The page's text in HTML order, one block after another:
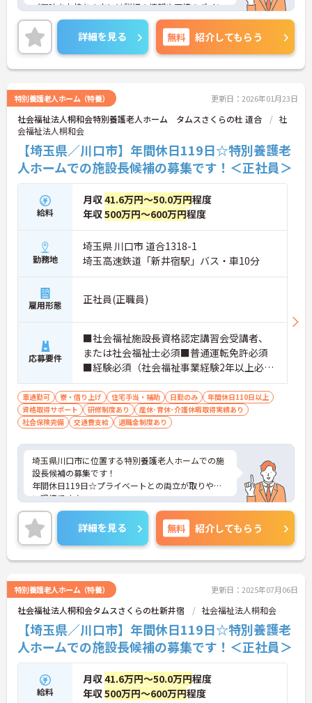
ご興味をお持ちの方には詳細の情報や面接のポイン
トをお伝えしますのでお気軽にお問い合わせくださ
いませ。
詳細を見る 無料 紹介してもらう
特別養護老人ホーム（特養） 更新日：2026年01月23日
社会福祉法人桐和会特別養護老人ホーム タムスさくらの杜 道合
社
会福祉法人桐和会
【埼玉県／川口市】年間休日119日☆特別養護老
人ホームでの施設長候補の募集です！＜正社員＞
給料
月収41.6万円～50.0万円程度
年収500万円～600万円程度
勤務地
埼玉県 川口市 道合1318-1
埼玉高速鉄道「新井宿駅」バス・車10分
雇用形態 正社員(正職員)
応募要件
■社会福祉施設長資格認定講習会受講者、
または社会福祉士必須■普通運転免許必須
■経験必須（社会福祉事業経験2年以上必
須）
車通勤可 寮・借り上げ 住宅手当・補助 日勤のみ
年間休日110日以上
資格取得サポート
研修制度あり
産休･育休･介護休暇取得実績あり
社会保険完備
交通費支給 退職金制度あり
埼玉県川口市に位置する特別養護老人ホームでの施
設長候補の募集です！
年間休日119日☆プライベートとの両立が取りやす
い環境です♪
ご興味ある方には、面接対策ポイントなど、さらに
詳細をお話しいたしますのでお気軽にご相談くださ
い。
詳細を見る 無料 紹介してもらう
特別養護老人ホーム（特養） 更新日：2025年07月06日
社会福祉法人桐和会タムスさくらの杜新井宿 社会福祉法人桐和会
【埼玉県／川口市】年間休日119日☆特別養護老
人ホームでの施設長候補の募集です！＜正社員＞
給料
月収41.6万円～50.0万円程度
年収500万円～600万円程度